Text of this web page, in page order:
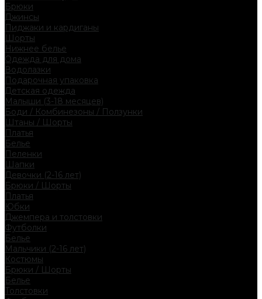
Брюки
Джинсы
Пиджаки и кардиганы
Шорты
Нижнее белье
Одежда для дома
Водолазки
Подарочная упаковка
Детская одежда
Малыши (3-18 месяцев)
Боди / Комбинезоны / Ползунки
Штаны / Шорты
Платья
Белье
Пеленки
Шапки
Девочки (2-16 лет)
Брюки / Шорты
Платья
Юбки
Джемпера и толстовки
Футболки
Белье
Мальчики (2-16 лет)
Костюмы
Брюки / Шорты
Белье
Толстовки